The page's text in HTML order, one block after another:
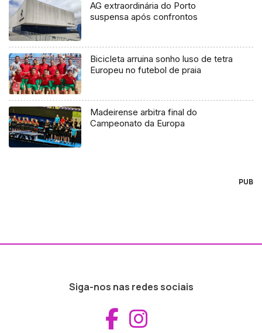
AG extraordinária do Porto
suspensa após confrontos
Bicicleta arruina sonho luso de tetra
Europeu no futebol de praia
Madeirense arbitra final do
Campeonato da Europa
PUB
Siga-nos nas redes sociais
Aceder ao